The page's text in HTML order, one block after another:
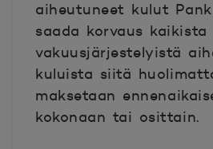
aiheutuneet kulut
saada korvaus kaikista
vakuusjärjestelyistä
kuluista siitä
maksetaan
kokonaan tai osittain.